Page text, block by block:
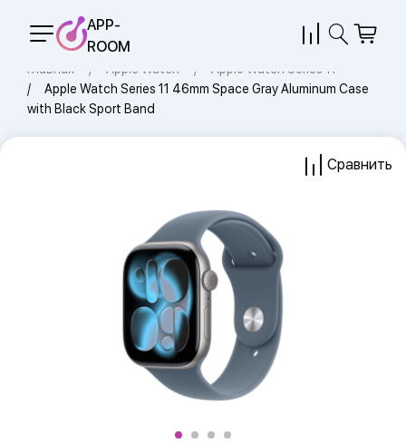
APP-
ROOM
Главная Apple Watch
Apple Watch Series 11
Apple Watch Series 11 46mm Space Gray Aluminum Case
with Black Sport Band
Сравнить